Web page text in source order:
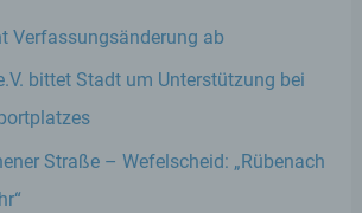
Verfassungsänderung ab
bittet Stadt um Unterstützung bei
Straße – Wefelscheid: „Rübenach
durch eine betroffene Person
hat die Möglichkeit, sich auf